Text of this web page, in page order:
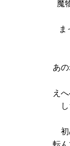
魔
あ
え